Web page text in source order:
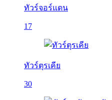
ทัวร์จอร์แดน
17
ทัวร์ตุรเคีย
30